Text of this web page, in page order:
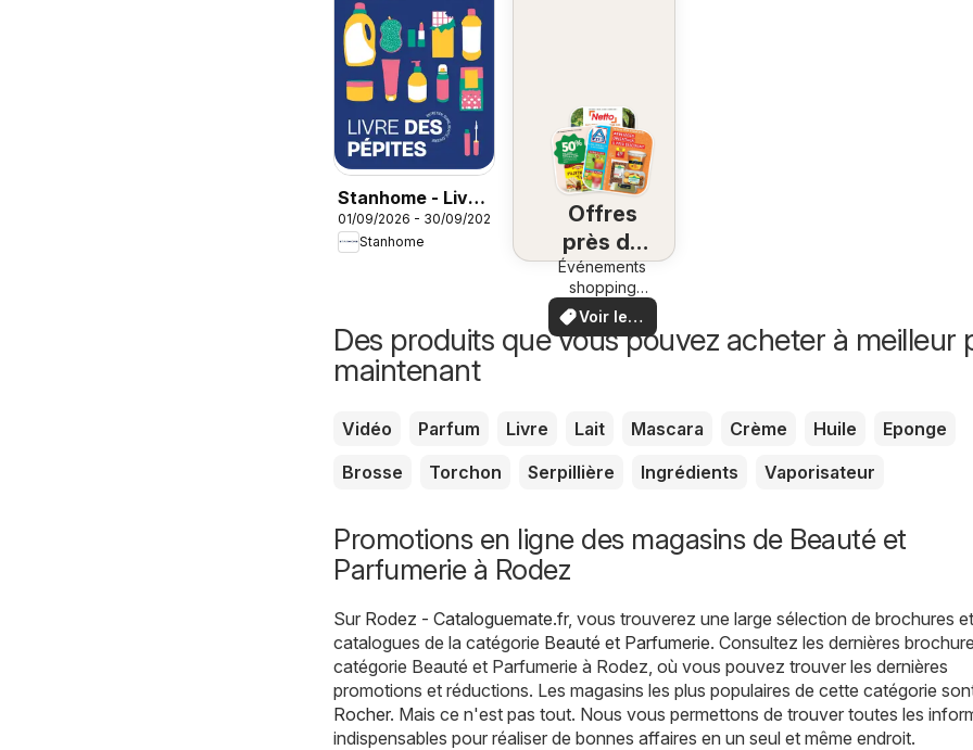
Stanhome - Livre
des pépites
Septembre 2026
01/09/2026 - 30/09/2026
Stanhome
Offres
près de
chez
vous
Événements
shopping
locaux et
offres
spéciales
Voir les
offres
Des produits que vous pouvez acheter à meilleur
maintenant
Vidéo Parfum Livre Lait Mascara Crème Huile
Eponge
Brosse
Torchon Serpillière Ingrédients Vaporisateur
Promotions en ligne des magasins de Beauté et
Parfumerie à Rodez
Sur Rodez - Cataloguemate.fr, vous trouverez une large sélection de brochures et
catalogues de la catégorie Beauté et Parfumerie. Consultez les dernières
catégorie Beauté et Parfumerie à Rodez, où vous pouvez trouver les dernières
promotions et réductions. Les magasins les plus populaires de cette catégorie
Rocher. Mais ce n'est pas tout. Nous vous permettons de trouver toutes les
indispensables pour réaliser de bonnes affaires en un seul et même endroit.